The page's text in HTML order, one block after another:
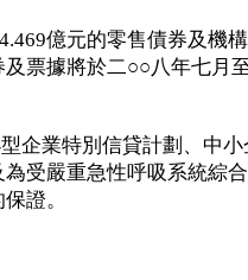
億元的零售債券及機
票據將於二○○八年七月
企業特別信貸計劃、中小
受嚴重急性呼吸系統綜
證。